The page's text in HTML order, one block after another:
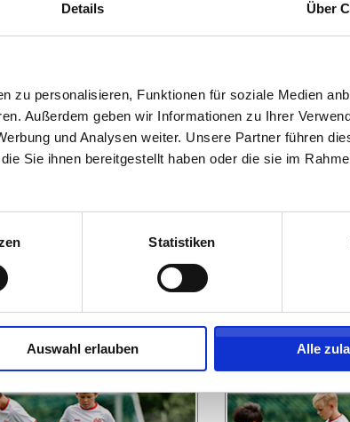
Details Über
zu personalisieren, Funktionen für soziale Medien
Außerdem geben wir Informationen zu Ihrer
und Analysen weiter. Unsere Partner führen
Sie ihnen bereitgestellt haben oder die sie im
Statistiken
Auswahl erlauben Alle
Bahnhof 1949
Bahnhof 1949
11.09.2026 (5 Tage)
219,05 EUR
inkl. Ausstattung
FC
FC